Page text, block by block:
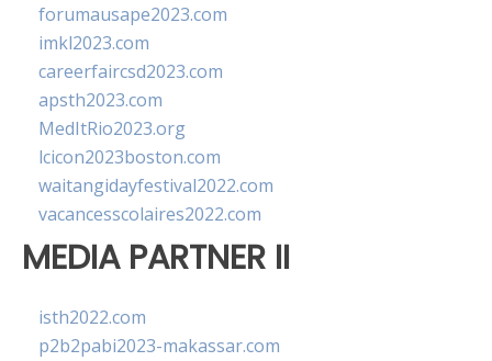
forumausape2023.com
imkl2023.com
careerfaircsd2023.com
apsth2023.com
MedItRio2023.org
lcicon2023boston.com
waitangidayfestival2022.com
vacancesscolaires2022.com
MEDIA PARTNER II
isth2022.com
p2b2pabi2023-makassar.com